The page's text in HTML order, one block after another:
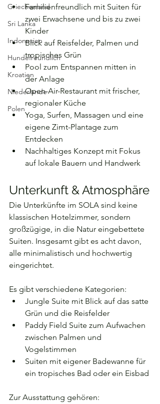
Griechenland
Sri Lanka
Indonesien
Hundefreundlich
Kroatien
Niederlande
Polen
Familienfreundlich mit Suiten für
zwei Erwachsene und bis zu zwei
Kinder
Blick auf Reisfelder, Palmen und
tropisches Grün
Pool zum Entspannen mitten in
der Anlage
Open-Air-Restaurant mit frischer,
regionaler Küche
Yoga, Surfen, Massagen und eine
eigene Zimt-Plantage zum
Entdecken
Nachhaltiges Konzept mit Fokus
auf lokale Bauern und Handwerk
Unterkunft & Atmosphäre
Die Unterkünfte im SOLA sind keine
klassischen Hotelzimmer, sondern
großzügige, in die Natur eingebettete
Suiten. Insgesamt gibt es acht davon,
alle minimalistisch und hochwertig
eingerichtet.
Es gibt verschiedene Kategorien:
Jungle Suite mit Blick auf das satte
Grün und die Reisfelder
Paddy Field Suite zum Aufwachen
zwischen Palmen und
Vogelstimmen
Suiten mit eigener Badewanne für
ein tropisches Bad oder ein Eisbad
Zur Ausstattung gehören: